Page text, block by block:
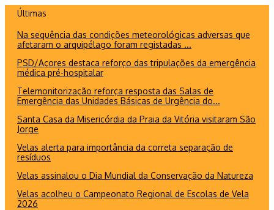
conteúdo
Últimas
Na sequência das condições meteorológicas adversas que
afetaram o arquipélago foram registadas ...
PSD/Açores destaca reforço das tripulações da emergência
médica pré-hospitalar
Telemonitorização reforça resposta das Salas de
Emergência das Unidades Básicas de Urgência do...
Santa Casa da Misericórdia da Praia da Vitória visitaram São
Jorge
Velas alerta para importância da correta separação de
resíduos
Velas assinalou o Dia Mundial da Conservação da Natureza
Velas acolheu o Campeonato Regional de Escolas de Vela
2026